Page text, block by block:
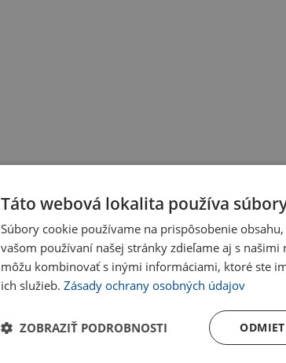
Táto webová lokalita používa
Súbory cookie používame na prispôsobenie
vašom používaní našej stránky zdieľame aj s
môžu kombinovať s inými informáciami, ktoré ste
ich služieb. Zásady ochrany osobných údajov
ZOBRAZIŤ PODROBNOSTI